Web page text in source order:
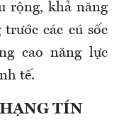
rộng, khả năng
các cú sốc
cao năng lực
tế.
TÍN